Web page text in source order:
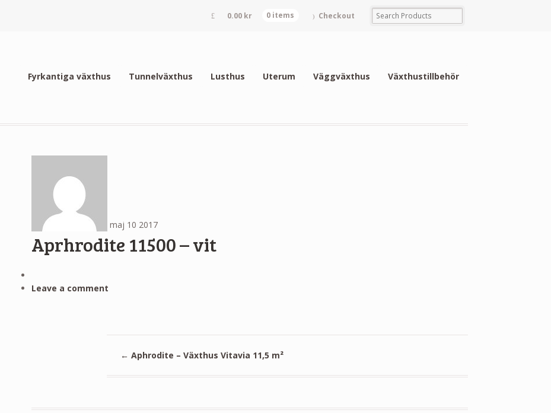
0.00 kr 0 items Checkout
Fyrkantiga växthus Tunnelväxthus Lusthus Uterum Väggväxthus Växthustillbehör
maj 10 2017
Aprhrodite 11500 – vit
Leave a comment
← Aphrodite – Växthus Vitavia 11,5 m²